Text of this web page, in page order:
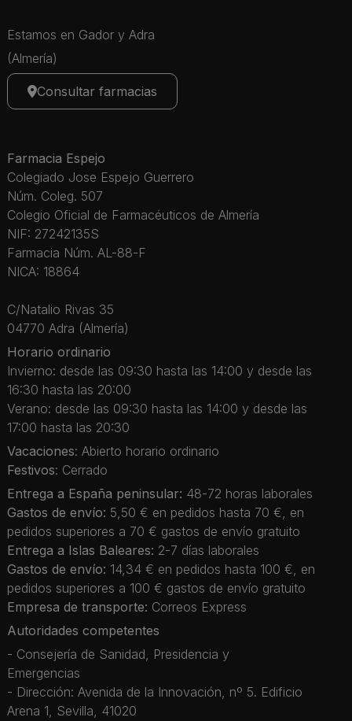
Estamos en Gador y Adra
(Almería)
Consultar farmacias
Farmacia Espejo
Colegiado Jose Espejo Guerrero
Núm. Coleg. 507
Colegio Oficial de Farmacéuticos de Almería
NIF: 27242135S
Farmacia Núm. AL-88-F
NICA: 18864
C/Natalio Rivas 35
04770 Adra (Almería)
Horario ordinario
Invierno: desde las 09:30 hasta las 14:00 y desde las
16:30 hasta las 20:00
Verano: desde las 09:30 hasta las 14:00 y desde las
17:00 hasta las 20:30
Vacaciones: Abierto horario ordinario
Festivos: Cerrado
Entrega a España peninsular: 48-72 horas laborales
Gastos de envío: 5,50 € en pedidos hasta 70 €, en
pedidos superiores a 70 € gastos de envío gratuito
Entrega a Islas Baleares: 2-7 días laborales
Gastos de envío: 14,34 € en pedidos hasta 100 €, en
pedidos superiores a 100 € gastos de envío gratuito
Empresa de transporte: Correos Express
Autoridades competentes
- Consejería de Sanidad, Presidencia y
Emergencias
- Dirección: Avenida de la Innovación, nº 5. Edificio
Arena 1, Sevilla, 41020